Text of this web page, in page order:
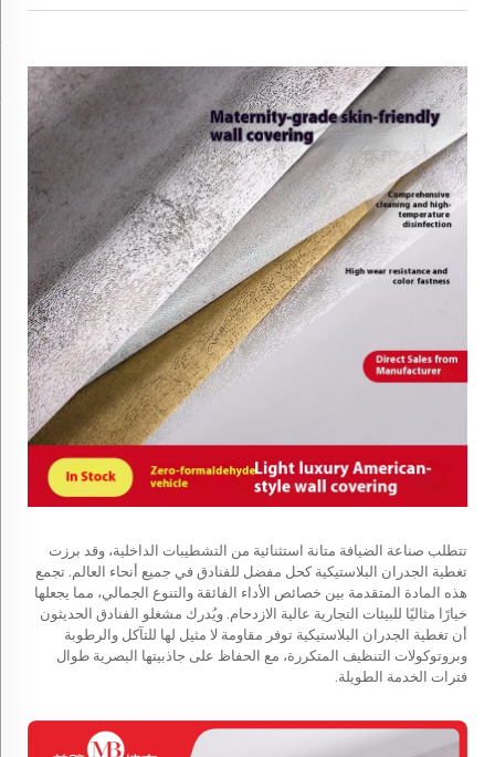
تتطلب صناعة الضيافة متانة استثنائية من التشطيبات الداخلية، وقد برزت
تغطية الجدران البلاستيكية كحل مفضل للفنادق في جميع أنحاء العالم. تجمع
هذه المادة المتقدمة بين خصائص الأداء الفائقة والتنوع الجمالي، مما يجعلها
خيارًا مثاليًا للبيئات التجارية عالية الازدحام. ويُدرك مشغلو الفنادق الحديثون
أن تغطية الجدران البلاستيكية توفر مقاومة لا مثيل لها للتآكل والرطوبة
وبروتوكولات التنظيف المتكررة، مع الحفاظ على جاذبيتها البصرية طوال
فترات الخدمة الطويلة.